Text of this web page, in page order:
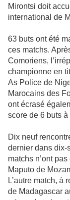
Mirontsi doit
international de
63 buts ont été
ces matchs.
Comoriens,
championne en
As Police de
Marocains des
ont écrasé
score de 6 buts à
Dix neuf
dernier dans dix-
matchs n’ont
Maputo de
L’autre match, à
de Madagascar